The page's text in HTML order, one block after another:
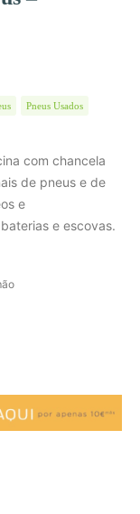
Pneus Usados
com chancela
de pneus e de
e
e escovas.